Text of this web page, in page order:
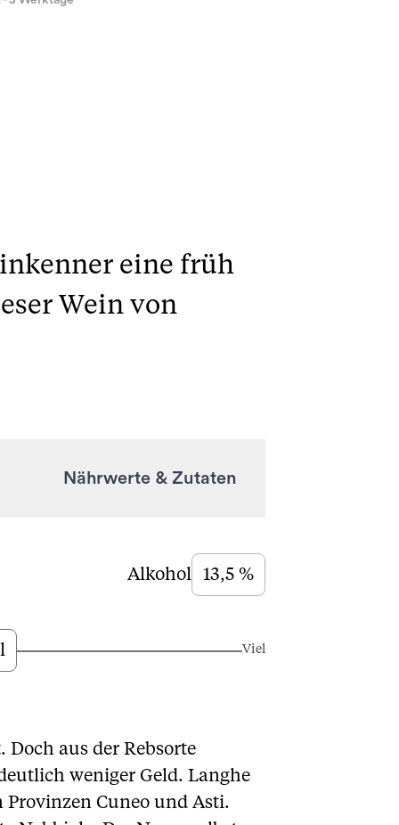
eine früh
Wein von
Nährwerte & Zutaten
Alkohol
13,5 %
Viel
aus der Rebsorte
weniger Geld. Langhe
Provinzen Cuneo und Asti.